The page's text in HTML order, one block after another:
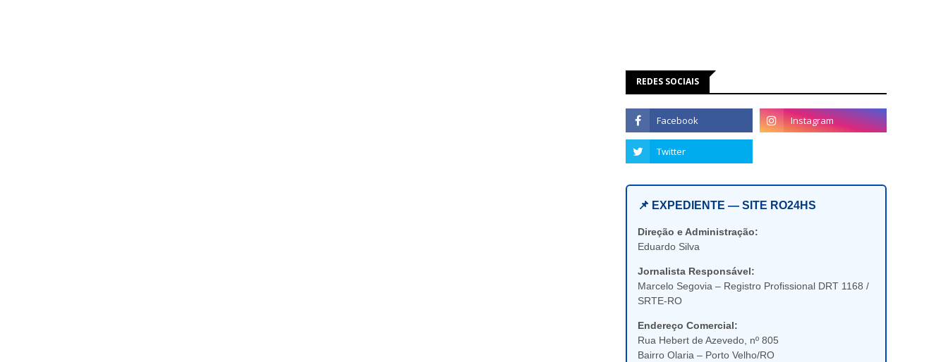
REDES SOCIAIS
📌 EXPEDIENTE — SITE RO24HS
Direção e Administração:
Eduardo Silva
Jornalista Responsável:
Marcelo Segovia – Registro Profissional DRT 1168 /
SRTE-RO
Endereço Comercial:
Rua Hebert de Azevedo, nº 805
Bairro Olaria – Porto Velho/RO